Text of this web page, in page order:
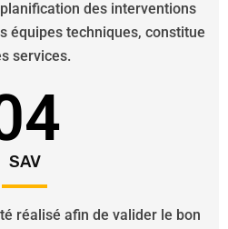
des interventions
équipes techniques, constitue
services.
SAV
réalisé afin de valider le bon